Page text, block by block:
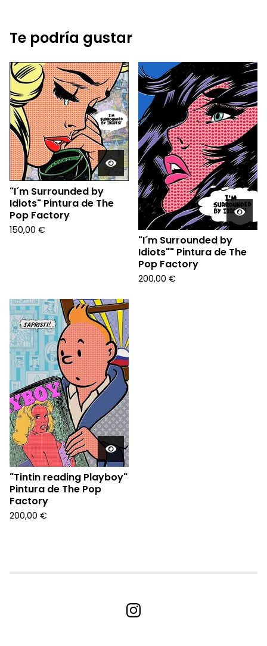
Te podría gustar
"I´m Surrounded by
Idiots" Pintura de The
Pop Factory
150,00 €
"I´m Surrounded by
Idiots"" Pintura de The
Pop Factory
200,00 €
"Tintin reading Playboy"
Pintura de The Pop
Factory
200,00 €